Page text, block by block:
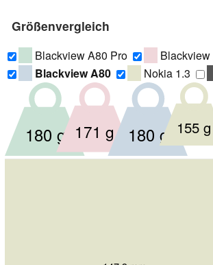
Größenvergleich
Blackview A80 Pro
Blackview
Blackview A80
Nokia 1.3
180 g 171 g 180 g 155 g